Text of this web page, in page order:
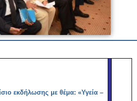
εκδήλωσης με θέμα: «Υγεία –